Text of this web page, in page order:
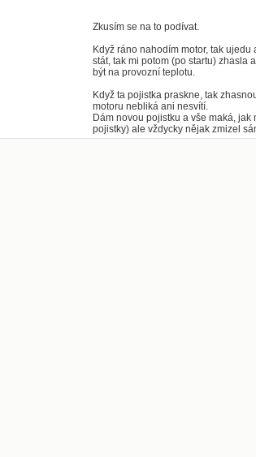
Zkusím se na to podívat.
Když ráno nahodím motor, tak
stát, tak mi potom (po startu) zhasla
být na provozní teplotu.
Když ta pojistka praskne, tak
motoru nebliká ani nesvítí.
Dám novou pojistku a vše maká,
pojistky) ale vždycky nějak zmizel